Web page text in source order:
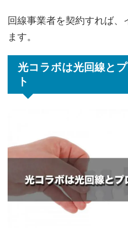
回線事業者を契約すれば、
ます。
光コラボは光回線と
ト